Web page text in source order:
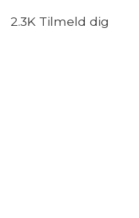
2.3K Tilmeld dig